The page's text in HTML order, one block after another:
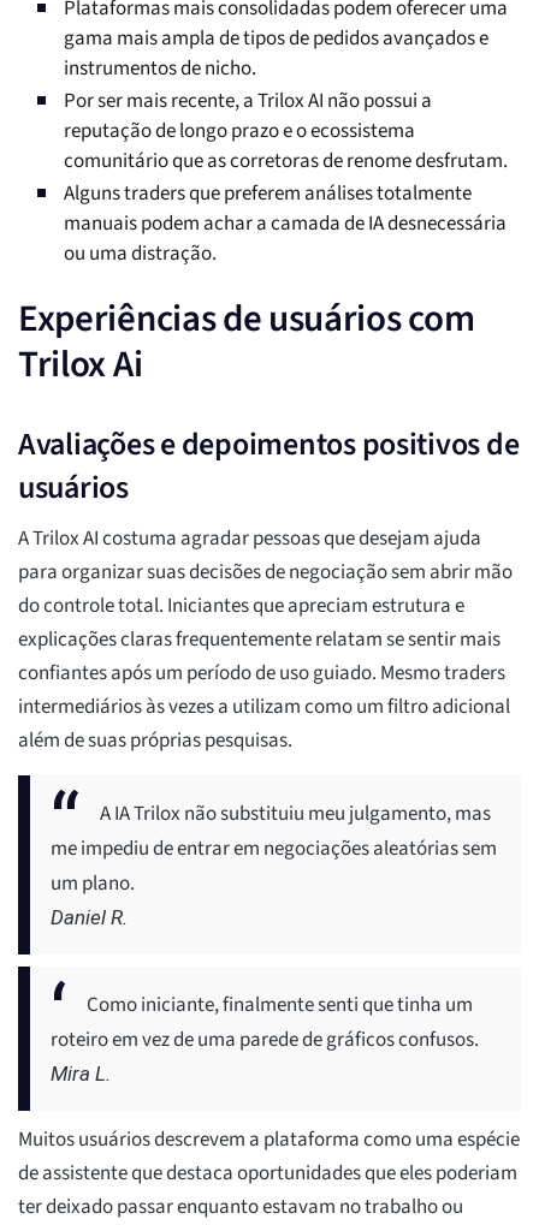
Plataformas mais consolidadas podem oferecer uma
gama mais ampla de tipos de pedidos avançados e
instrumentos de nicho.
Por ser mais recente, a Trilox AI não possui a
reputação de longo prazo e o ecossistema
comunitário que as corretoras de renome desfrutam.
Alguns traders que preferem análises totalmente
manuais podem achar a camada de IA desnecessária
ou uma distração.
Experiências de usuários com
Trilox Ai
Avaliações e depoimentos positivos de
usuários
A Trilox AI costuma agradar pessoas que desejam ajuda
para organizar suas decisões de negociação sem abrir mão
do controle total. Iniciantes que apreciam estrutura e
explicações claras frequentemente relatam se sentir mais
confiantes após um período de uso guiado. Mesmo traders
intermediários às vezes a utilizam como um filtro adicional
além de suas próprias pesquisas.
A IA Trilox não substituiu meu julgamento, mas
me impediu de entrar em negociações aleatórias sem
um plano.
Daniel R.
Como iniciante, finalmente senti que tinha um
roteiro em vez de uma parede de gráficos confusos.
Mira L.
Muitos usuários descrevem a plataforma como uma espécie
de assistente que destaca oportunidades que eles poderiam
ter deixado passar enquanto estavam no trabalho ou